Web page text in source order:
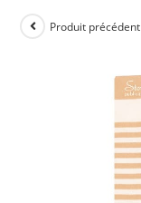
Produit précédent